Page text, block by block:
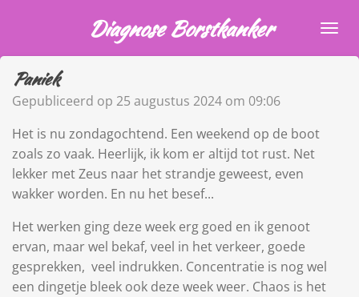
naar
de
hoofdinhoud
Diagnose Borstkanker
Paniek
Gepubliceerd op 25 augustus 2024 om 09:06
Het is nu zondagochtend. Een weekend op de boot
zoals zo vaak. Heerlijk, ik kom er altijd tot rust. Net
lekker met Zeus naar het strandje geweest, even
wakker worden. En nu het besef...
Het werken ging deze week erg goed en ik genoot
ervan, maar wel bekaf, veel in het verkeer, goede
gesprekken, veel indrukken. Concentratie is nog wel
een dingetje bleek ook deze week weer. Chaos is het